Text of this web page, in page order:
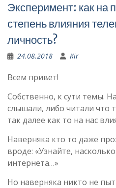
Эксперимент: как на
степень влияния
личность?
24.08.2018 Kir
Всем привет!
Собственно, к сути темы.
слышали, либо читали что
так далее как то на нас
Наверняка кто то даже
вроде: «Узнайте,
интернета…»
Но наверняка никто не